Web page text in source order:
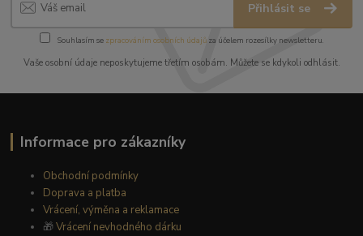
Přihlásit se
Souhlasím se zpracováním osobních údajůza účelem rozesílky newsletteru.
Vaše osobní údaje neposkytujeme třetím osobám. Můžete se kdykoli odhlásit.
Informace pro zákazníky
Obchodní podmínky
Doprava a platba
Vrácení, výměna a reklamace
🎁Vrácení nevhodného dárku